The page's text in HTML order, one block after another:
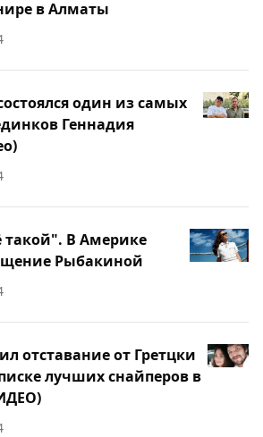
в Алматы
один из самых
Геннадия
такой". В Америке
Рыбакиной
отставание от Гретцки
лучших снайперов в